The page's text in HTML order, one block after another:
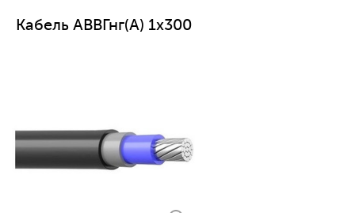
Кабель АВВГнг(А) 1x300